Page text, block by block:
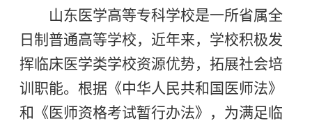
山东医学高等专科学校是一所省属全
日制普通高等学校，近年来，学校积极发
挥临床医学类学校资源优势，拓展社会培
训职能。根据《中华人民共和国医师法》
和《医师资格考试暂行办法》，为满足临